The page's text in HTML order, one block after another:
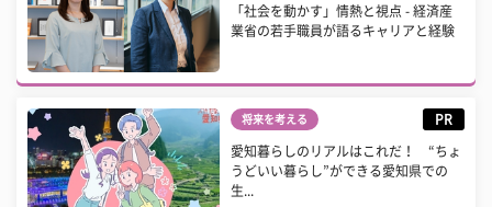
「社会を動かす」情熱と視点 - 経済産
業省の若手職員が語るキャリアと経験
将来を考える PR
愛知暮らしのリアルはこれだ！ “ちょ
うどいい暮らし”ができる愛知県での
生...